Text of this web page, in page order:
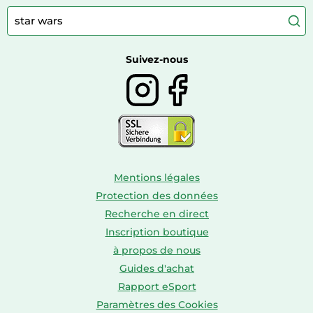
Camping
Caravaning
Autour du café
Autour du thé
Suivez-nous
Mentions légales
Protection des données
Recherche en direct
Inscription boutique
à propos de nous
Guides d'achat
Rapport eSport
Paramètres des Cookies